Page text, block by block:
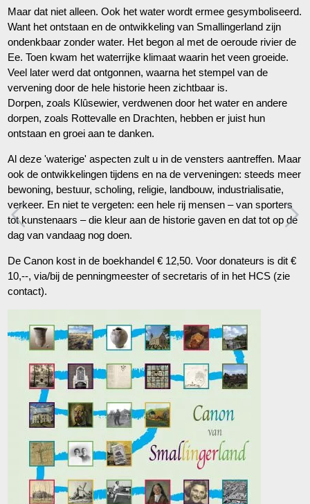
Maar dat niet alleen. Ook het water wordt ermee gesymboliseerd.
Want het ontstaan en de ontwikkeling van Smallingerland zijn
ondenkbaar zonder water. Het begon al met de oeroude rivier de
Ee. Toen kwam het waterrijke klimaat waarin het veen groeide.
Veel later werd dat ontgonnen, waarna het stempel van de
vervening door de hele historie heen zichtbaar is.
Dorpen, zoals Klûsewier, verdwenen door het water en andere
dorpen, zoals Rottevalle en Drachten, hebben er juist hun
ontstaan en groei aan te danken.
Al deze 'waterige' aspecten zult u in de vensters aantreffen. Maar
ook de ontwikkelingen tijdens en na de verveningen: steeds meer
bewoning, bestuur, scholing, religie, landbouw, industrialisatie,
verkeer. En niet te vergeten: een hele rij mensen – van sporters
tot kunstenaars – die kleur aan de historie gaven en dat tot op de
dag van vandaag nog doen.
De Canon kost in de boekhandel € 12,50. Voor donateurs is dit €
10,--, via/bij de penningmeester of secretaris of in het HCS (zie
contact).